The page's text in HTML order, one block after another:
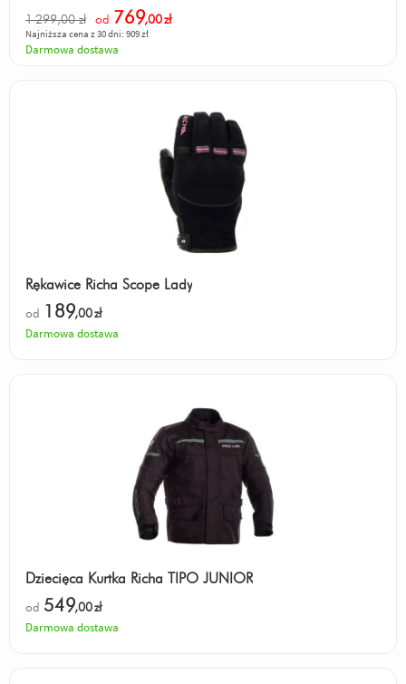
1 299,00 zł od 769,00zł
Najniższa cena z 30 dni: 909 zł
Darmowa dostawa
Rękawice Richa Scope Lady
od 189,00zł
Darmowa dostawa
Dziecięca Kurtka Richa TIPO JUNIOR
od 549,00zł
Darmowa dostawa